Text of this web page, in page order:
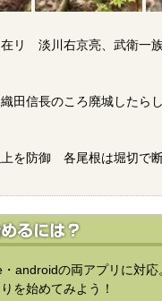
リ 淡川右京亮、武衛一
田信長のころ廃城したら
を防御 各尾根は堀切で断
androidの両アプリに対応
を始めてみよう！